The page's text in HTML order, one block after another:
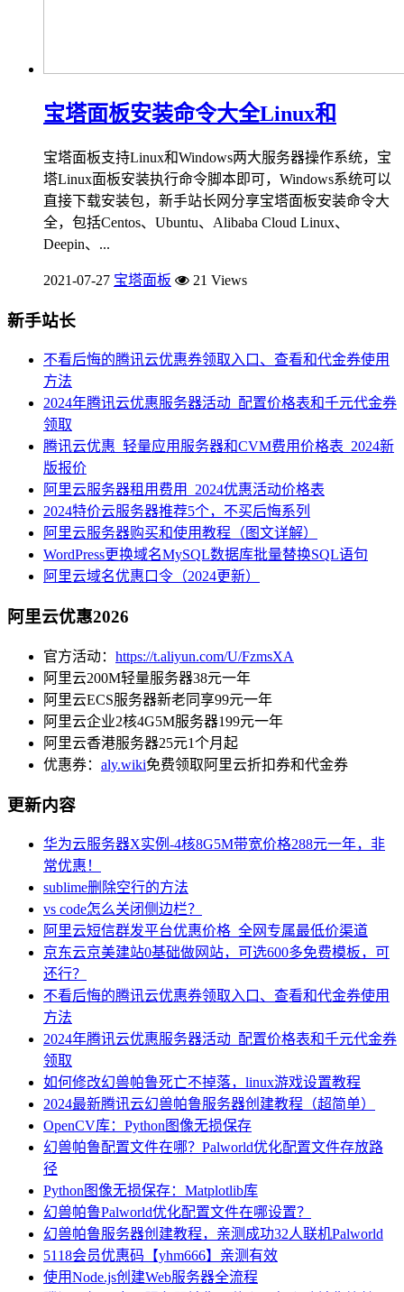
宝塔面板安装命令大全Linux和
宝塔面板支持Linux和Windows两大服务器操作系统，宝
塔Linux面板安装执行命令脚本即可，Windows系统可以
直接下载安装包，新手站长网分享宝塔面板安装命令大
全，包括Centos、Ubuntu、Alibaba Cloud Linux、
Deepin、...
2021-07-27 宝塔面板 21 Views
新手站长
不看后悔的腾讯云优惠券领取入口、查看和代金券使用
方法
2024年腾讯云优惠服务器活动_配置价格表和千元代金券
领取
腾讯云优惠_轻量应用服务器和CVM费用价格表_2024新
版报价
阿里云服务器租用费用_2024优惠活动价格表
2024特价云服务器推荐5个，不买后悔系列
阿里云服务器购买和使用教程（图文详解）
WordPress更换域名MySQL数据库批量替换SQL语句
阿里云域名优惠口令（2024更新）
阿里云优惠2026
官方活动： https://t.aliyun.com/U/FzmsXA
阿里云200M轻量服务器38元一年
阿里云ECS服务器新老同享99元一年
阿里云企业2核4G5M服务器199元一年
阿里云香港服务器25元1个月起
优惠券： aly.wiki免费领取阿里云折扣券和代金券
更新内容
华为云服务器X实例-4核8G5M带宽价格288元一年，非
常优惠！
sublime删除空行的方法
vs code怎么关闭侧边栏？
阿里云短信群发平台优惠价格_全网专属最低价渠道
京东云京美建站0基础做网站，可选600多免费模板，可
还行？
不看后悔的腾讯云优惠券领取入口、查看和代金券使用
方法
2024年腾讯云优惠服务器活动_配置价格表和千元代金券
领取
如何修改幻兽帕鲁死亡不掉落，linux游戏设置教程
2024最新腾讯云幻兽帕鲁服务器创建教程（超简单）
OpenCV库：Python图像无损保存
幻兽帕鲁配置文件在哪？Palworld优化配置文件存放路
径
Python图像无损保存：Matplotlib库
幻兽帕鲁Palworld优化配置文件在哪设置？
幻兽帕鲁服务器创建教程，亲测成功32人联机Palworld
5118会员优惠码【yhm666】亲测有效
使用Node.js创建Web服务器全流程